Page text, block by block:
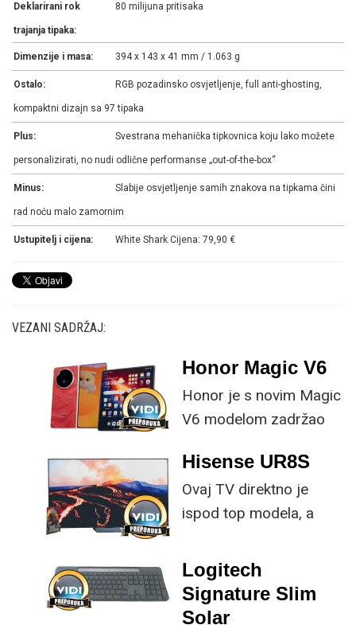
Deklarirani rok
trajanja tipaka:
80 milijuna pritisaka
Dimenzije i masa: 394 x 143 x 41 mm / 1.063 g
Ostalo: RGB pozadinsko osvjetljenje, full anti-ghosting,
kompaktni dizajn sa 97 tipaka
Plus: Svestrana mehanička tipkovnica koju lako možete
personalizirati, no nudi odlične performanse „out-of-the-box“
Minus: Slabije osvjetljenje samih znakova na tipkama čini
rad noću malo zamornim
Ustupitelj i cijena: White Shark Cijena: 79,90 €
VEZANI SADRŽAJ:
Honor Magic V6
Honor je s novim Magic
V6 modelom zadržao
specifikacije, no
istovremeno
implementirao
ključne svakom
korisniku.
Hisense UR8S
Ovaj TV direktno je
ispod top modela, a
male ustupke možete
osjetno uštedjeti pri
kupnji.
Logitech
Signature Slim
Solar